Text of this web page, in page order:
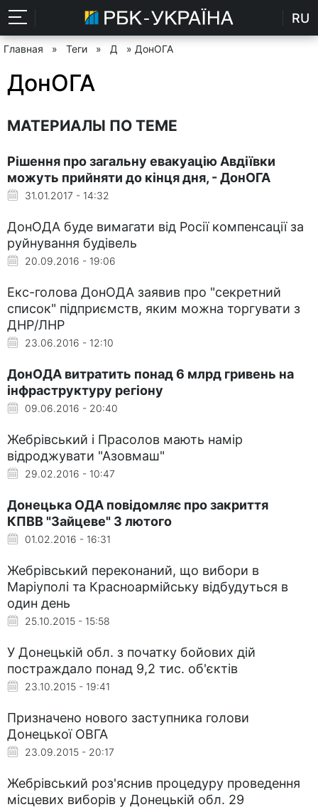
RU
Главная » Теги » Д » ДонОГА
ДонОГА
МАТЕРИАЛЫ ПО ТЕМЕ
Рішення про загальну евакуацію Авдіївки
можуть прийняти до кінця дня, - ДонОГА
31.01.2017 - 14:32
ДонОДА буде вимагати від Росії компенсації за
руйнування будівель
20.09.2016 - 19:06
Екс-голова ДонОДА заявив про "секретний
список" підприємств, яким можна торгувати з
ДНР/ЛНР
23.06.2016 - 12:10
ДонОДА витратить понад 6 млрд гривень на
інфраструктуру регіону
09.06.2016 - 20:40
Жебрівський і Прасолов мають намір
відроджувати "Азовмаш"
29.02.2016 - 10:47
Донецька ОДА повідомляє про закриття
КПВВ "Зайцеве" 3 лютого
01.02.2016 - 16:31
Жебрівський переконаний, що вибори в
Маріуполі та Красноармійську відбудуться в
один день
25.10.2015 - 15:58
У Донецькій обл. з початку бойових дій
постраждало понад 9,2 тис. об'єктів
23.10.2015 - 19:41
Призначено нового заступника голови
Донецької ОВГА
23.09.2015 - 20:17
Жебрівський роз'яснив процедуру проведення
місцевих виборів у Донецькій обл. 29